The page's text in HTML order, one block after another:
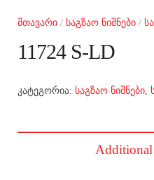
მთავარი / საგზაო ნიშნები /
11724 S-LD
კატეგორია: საგზაო ნიშნები